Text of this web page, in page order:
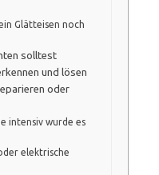
Glätteisen noch
solltest
und lösen
oder
intensiv wurde es
elektrische